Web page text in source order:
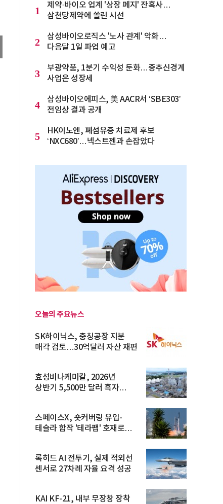
1
제약·바이오 업계 '상장 폐지' 잔혹사…
삼천당제약에 쏠린 시선
2
삼성바이오로직스 '노사 관계' 악화…
다음달 1일 파업 예고
3
부광약품, 1분기 수익성 둔화…중추신경계
사업은 성장세
4
삼성바이오에피스, 美 AACR서 ‘SBE303’
전임상 결과 공개
5
HK이노엔, 폐섬유증 치료제 후보
‘NXC680’…넥스트젠과 손잡았다
오늘의 주요뉴스
SK하이닉스, 충칭공장 지분
매각 검토…30억달러 자산 재편
효성비나케미칼, 2026년
상반기 5,500만 달러 흑자
스페이스X, 숏커버링 유입-
테슬라 합작 '테라팹' 호재로
록히드 AI 전투기, 실제 적외선
센서로 27차례 자율 요격 성공
KAI KF-21, 내부 무장창 장착